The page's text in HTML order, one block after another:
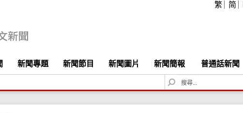
繁 简
新聞專題 新聞節目 新聞圖片 新聞簡報 普通話新聞
S
e